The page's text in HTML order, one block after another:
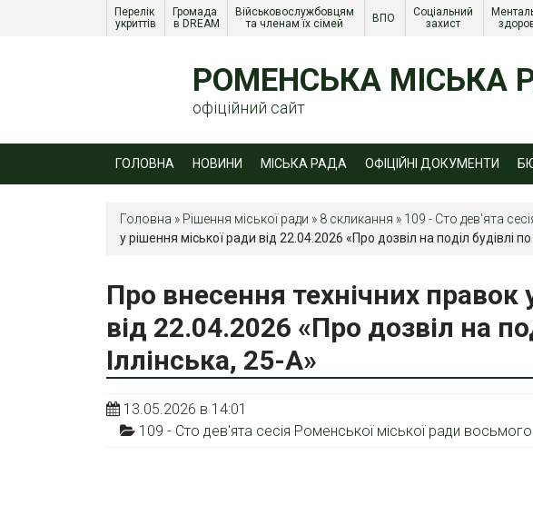
Перелік
укриттів
Громада
в DREAM
Військовослужбовцям
та членам їх сімей
ВПО
Соціальний
захист
РОМЕНСЬКА МІСЬКА
офіційний сайт
ГОЛОВНА НОВИНИ МІСЬКА РАДА ОФІЦІЙНІ ДОКУМЕНТИ
Головна » Рішення міської ради » 8 скликання » 109 - Сто дев'ята
у рішення міської ради від 22.04.2026 «Про дозвіл на поділ будівлі
Про внесення технічних правок
від 22.04.2026 «Про дозвіл на
Іллінська, 25-А»
13.05.2026 в 14:01
109 - Сто дев'ята сесія Роменської міської ради